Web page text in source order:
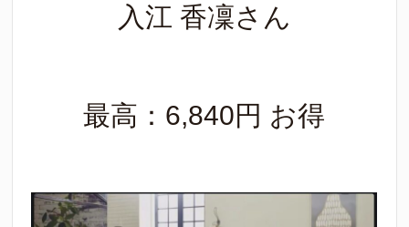
入江 香凜さん
最高：6,840円 お得